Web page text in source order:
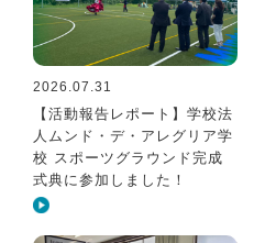
2026.07.31
【活動報告レポート】学校法
人ムンド・デ・アレグリア学
校 スポーツグラウンド完成
式典に参加しました！